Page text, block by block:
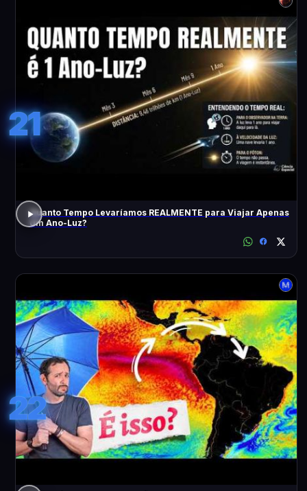
21
Quanto Tempo Levaríamos REALMENTE para Viajar Apenas
Um Ano-Luz?
22